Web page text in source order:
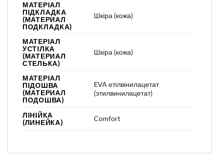
МАТЕРІАЛ
ПІДКЛАДКА
(МАТЕРИАЛ
ПОДКЛАДКА)
Шкіра (кожа)
МАТЕРІАЛ
УСТІЛКА
(МАТЕРИАЛ
СТЕЛЬКА)
Шкіра (кожа)
МАТЕРІАЛ
ПІДОШВА
(МАТЕРИАЛ
ПОДОШВА)
EVA етілвінилацетат
(этилвинилацетат)
ЛІНІЙКА
(ЛИНЕЙКА)
Comfort